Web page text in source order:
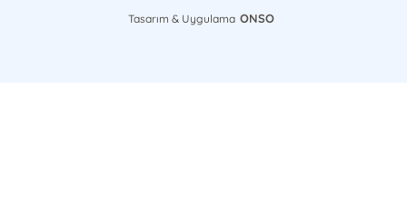
Tasarım & Uygulama ONSO